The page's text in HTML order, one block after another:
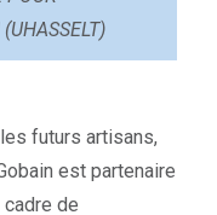
futurs artisans,
est partenaire
de